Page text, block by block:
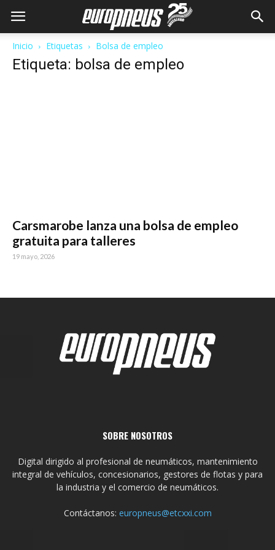
Inicio Etiquetas Bolsa de empleo
Etiqueta: bolsa de empleo
Carsmarobe lanza una bolsa de empleo
gratuita para talleres
19 mayo, 2026
SOBRE NOSOTROS
Digital dirigido al profesional de neumáticos, mantenimiento
integral de vehículos, concesionarios, gestores de flotas y para
la industria y el comercio de neumáticos.
Contáctanos: europneus@etcxxi.com